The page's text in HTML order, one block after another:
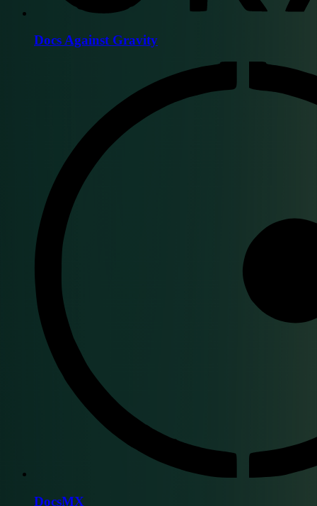
Docs Against Gravity
DocsMX